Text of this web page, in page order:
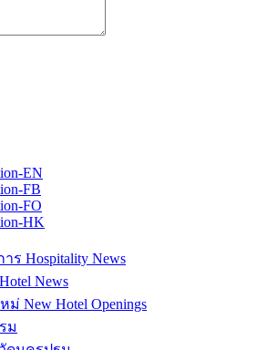
EN
FB
FO
HK
ร Hospitality News
News
New Hotel Openings
ม